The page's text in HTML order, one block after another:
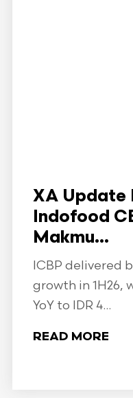
XA Update
Indofood
Makmu...
ICBP delivered
growth in 1H26,
YoY to IDR 4...
READ MORE